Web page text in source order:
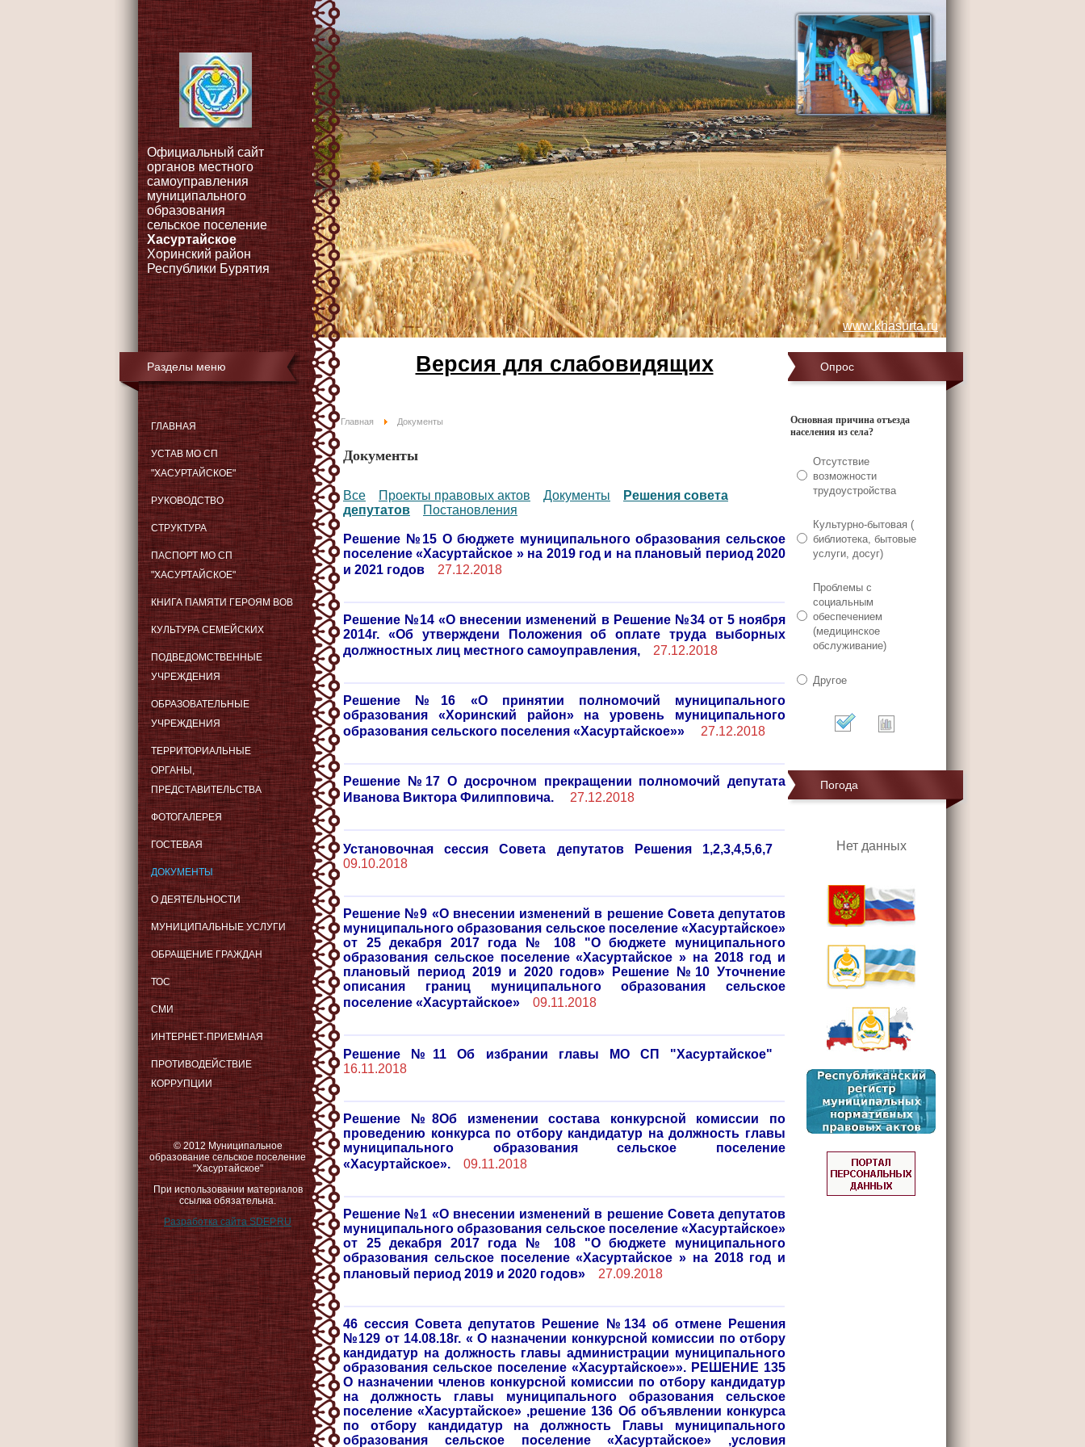
Официальный сайт
органов местного
самоуправления
муниципального
образования
сельское поселение
Хасуртайское
Хоринский район
Республики Бурятия
www.khasurta.ru
Разделы меню
ГЛАВНАЯ
УСТАВ МО СП
"ХАСУРТАЙСКОЕ"
РУКОВОДСТВО
СТРУКТУРА
ПАСПОРТ МО СП
"ХАСУРТАЙСКОЕ"
КНИГА ПАМЯТИ ГЕРОЯМ ВОВ
КУЛЬТУРА СЕМЕЙСКИХ
ПОДВЕДОМСТВЕННЫЕ
УЧРЕЖДЕНИЯ
ОБРАЗОВАТЕЛЬНЫЕ
УЧРЕЖДЕНИЯ
ТЕРРИТОРИАЛЬНЫЕ
ОРГАНЫ,
ПРЕДСТАВИТЕЛЬСТВА
ФОТОГАЛЕРЕЯ
ГОСТЕВАЯ
ДОКУМЕНТЫ
О ДЕЯТЕЛЬНОСТИ
МУНИЦИПАЛЬНЫЕ УСЛУГИ
ОБРАЩЕНИЕ ГРАЖДАН
ТОС
СМИ
ИНТЕРНЕТ-ПРИЕМНАЯ
ПРОТИВОДЕЙСТВИЕ
КОРРУПЦИИ
© 2012 Муниципальное
образование сельское поселение
"Хасуртайское"
При использовании материалов
ссылка обязательна.
Разработка сайта SDEP.RU
Версия для слабовидящих
Главная Документы
Документы
Все Проекты правовых актов Документы
Решения совета
депутатов
Постановления
Решение №15 О бюджете муниципального образования сельское
поселение «Хасуртайское » на 2019 год и на плановый период 2020
и 2021 годов
27.12.2018
Решение №14 «О внесении изменений в Решение №34 от 5 ноября
2014г. «Об утверждени Положения об оплате труда выборных
должностных лиц местного самоуправления,
27.12.2018
Решение №16 «О принятии полномочий муниципального
образования «Хоринский район» на уровень муниципального
образования сельского поселения «Хасуртайское»»
27.12.2018
Решение №17 О досрочном прекращении полномочий депутата
Иванова Виктора Филипповича.
27.12.2018
Установочная сессия Совета депутатов Решения 1,2,3,4,5,6,7
09.10.2018
Решение №9 «О внесении изменений в решение Совета депутатов
муниципального образования сельское поселение «Хасуртайское»
от 25 декабря 2017 года № 108 "О бюджете муниципального
образования сельское поселение «Хасуртайское » на 2018 год и
плановый период 2019 и 2020 годов» Решение №10 Уточнение
описания границ муниципального образования сельское
поселение «Хасуртайское»
09.11.2018
Решение №11 Об избрании главы МО СП "Хасуртайское"
16.11.2018
Решение №8Об изменении состава конкурсной комиссии по
проведению конкурса по отбору кандидатур на должность главы
муниципального образования сельское поселение
«Хасуртайское».
09.11.2018
Решение №1 «О внесении изменений в решение Совета депутатов
муниципального образования сельское поселение «Хасуртайское»
от 25 декабря 2017 года № 108 "О бюджете муниципального
образования сельское поселение «Хасуртайское » на 2018 год и
плановый период 2019 и 2020 годов»
27.09.2018
46 сессия Совета депутатов Решение №134 об отмене Решения
№129 от 14.08.18г. « О назначении конкурсной комиссии по отбору
кандидатур на должность главы администрации муниципального
образования сельское поселение «Хасуртайское»». РЕШЕНИЕ 135
О назначении членов конкурсной комиссии по отбору кандидатур
на должность главы муниципального образования сельское
поселение «Хасуртайское» ,решение 136 Об объявлении конкурса
по отбору кандидатур на должность Главы муниципального
образования сельское поселение «Хасуртайское» ,условия
Опрос
Основная причина отъезда
населения из села?
Отсутствие
возможности
трудоустройства
Культурно-бытовая (
библиотека, бытовые
услуги, досуг)
Проблемы с
социальным
обеспечением
(медицинское
обслуживание)
Другое
Погода
Нет данных